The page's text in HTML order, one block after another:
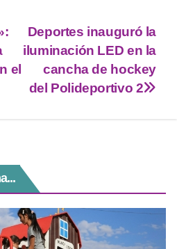
c
e
o
Deportes inauguró la
iluminación LED en la
cancha de hockey
del Polideportivo 2
el